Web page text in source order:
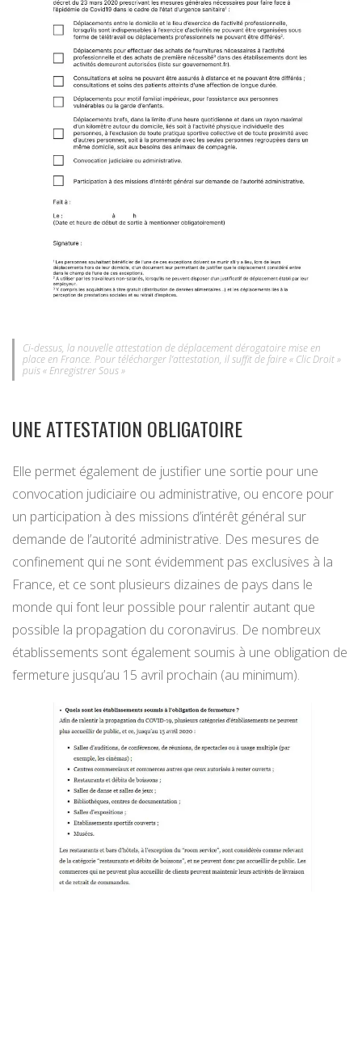
Ci-dessus, la nouvelle attestation de déplacement dérogatoire mise en
place en France. Pour télécharger l’attestation, il suffit de faire « Clic Droit »
puis « Enregistrer Sous »
UNE ATTESTATION OBLIGATOIRE
Elle permet également de justifier une sortie pour une
convocation judiciaire ou administrative, ou encore pour
un participation à des missions d’intérêt général sur
demande de l’autorité administrative. Des mesures de
confinement qui ne sont évidemment pas exclusives à la
France, et ce sont plusieurs dizaines de pays dans le
monde qui font leur possible pour ralentir autant que
possible la propagation du coronavirus. De nombreux
établissements sont également soumis à une obligation de
fermeture jusqu’au 15 avril prochain (au minimum).